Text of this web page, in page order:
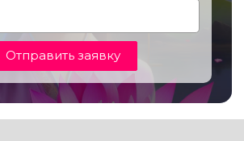
Отправить заявку